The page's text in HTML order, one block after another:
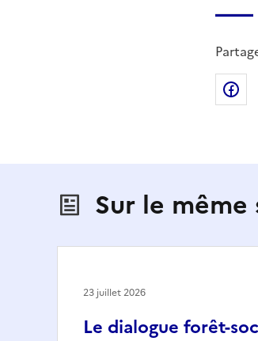
Sur le même
Le dialogue forêt-
23 juillet 2026